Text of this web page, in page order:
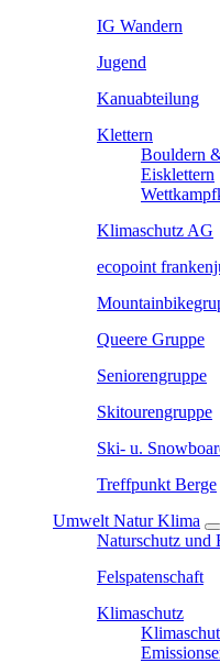
IG Wandern
Jugend
Kanuabteilung
Klettern
Bouldern
Eisklettern
Klimaschutz AG
ecopoint
Queere Gruppe
Seniorengruppe
Skitourengruppe
Ski- u.
Treffpunkt Berge
Umwelt Natur Klima
Naturschutz und
Felspatenschaft
Klimaschutz